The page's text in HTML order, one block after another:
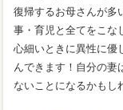
復帰するお母さんが多
事・育児と全てをこな
心細いときに異性に
んできます！自分の妻
ないことになるかもし